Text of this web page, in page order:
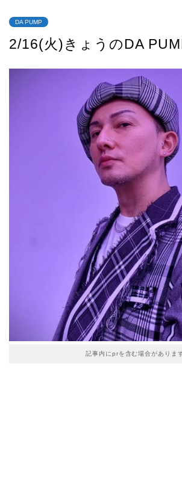
DA PUMP
2/16(火)きょうのDA
記事内にprを含む場合がありま